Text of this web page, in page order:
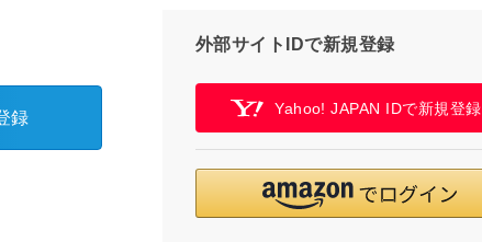
録
外部サイトIDで新規登録
Yahoo! JAPAN IDで新規登録